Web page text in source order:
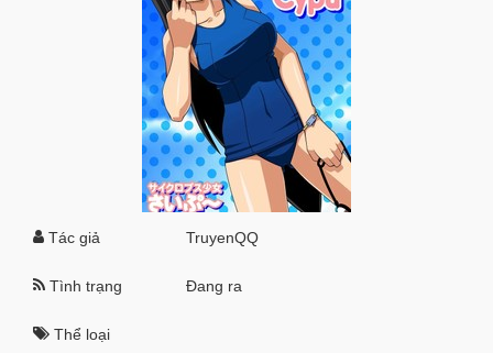
Tác giả TruyenQQ
Tình trạng Đang ra
Thể loại